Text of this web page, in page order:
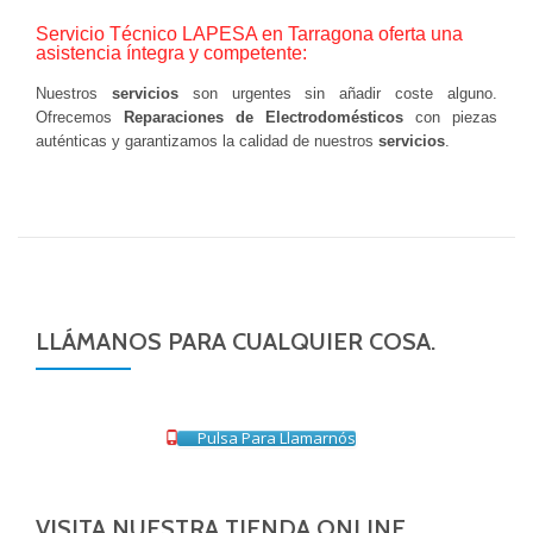
Servicio Técnico LAPESA en Tarragona oferta una
asistencia íntegra y competente:
Nuestros serviciosson urgentes sin añadir coste alguno.
Ofrecemos
Reparaciones de Electrodomésticos con piezas
auténticas y garantizamos la calidad de nuestros servicios.
LLÁMANOS PARA CUALQUIER COSA.
Pulsa Para Llamarnós